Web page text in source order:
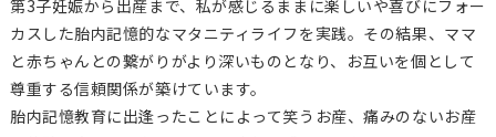
第3子妊娠から出産まで、私が感じるままに楽しいや喜びにフォー
カスした胎内記憶的なマタニティライフを実践。その結果、ママ
と赤ちゃんとの繋がりがより深いものとなり、お互いを個として
尊重する信頼関係が築けています。
胎内記憶教育に出逢ったことによって笑うお産、痛みのないお産